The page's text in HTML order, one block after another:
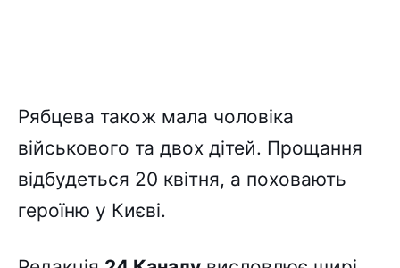
Рябцева також мала чоловіка
військового та двох дітей. Прощання
відбудеться 20 квітня, а поховають
героїню у Києві.